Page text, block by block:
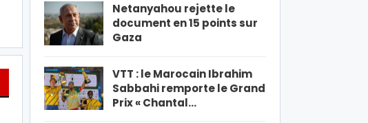
Netanyahou rejette le
document en 15 points sur
Gaza
VTT : le Marocain Ibrahim
Sabbahi remporte le Grand
Prix « Chantal…